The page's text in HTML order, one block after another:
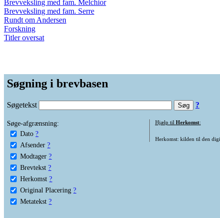
Brevveksling med fam. Melchior
Brevveksling med fam. Serre
Rundt om Andersen
Forskning
Titler oversat
Søgning i brevbasen
Søgetekst ?
Søge-afgrænsning:
Dato ?
Afsender ?
Modtager ?
Brevtekst ?
Herkomst ?
Original Placering ?
Metatekst ?
Hjælp til Herkomst:
Herkomst: kilden til den